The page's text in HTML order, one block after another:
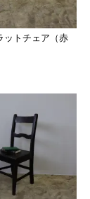
トチェア（赤